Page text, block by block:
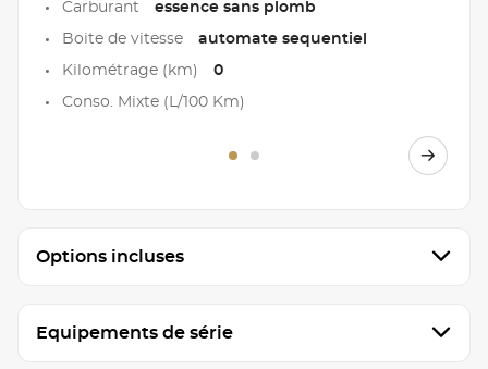
Carburant essence sans plomb
Boite de vitesse automate sequentiel
Kilométrage (km) 0
Conso. Mixte (L/100 Km)
Options incluses
Equipements de série